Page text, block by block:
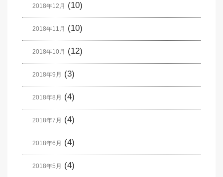
2018年12月 (10)
2018年11月 (10)
2018年10月 (12)
2018年9月 (3)
2018年8月 (4)
2018年7月 (4)
2018年6月 (4)
2018年5月 (4)